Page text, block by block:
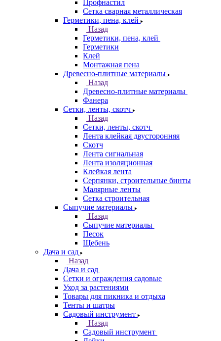
Профнастил
Сетка сварная металлическая
Герметики, пена, клей
Назад
Герметики, пена, клей
Герметики
Клей
Монтажная пена
Древесно-плитные материалы
Назад
Древесно-плитные материалы
Фанера
Сетки, ленты, скотч
Назад
Сетки, ленты, скотч
Лента клейкая двусторонняя
Скотч
Лента сигнальная
Лента изоляционная
Клейкая лента
Серпянки, строительные бинты
Малярные ленты
Сетка строительная
Сыпучие материалы
Назад
Сыпучие материалы
Песок
Щебень
Дача и сад
Назад
Дача и сад
Сетки и ограждения садовые
Уход за растениями
Товары для пикника и отдыха
Тенты и шатры
Садовый инструмент
Назад
Садовый инструмент